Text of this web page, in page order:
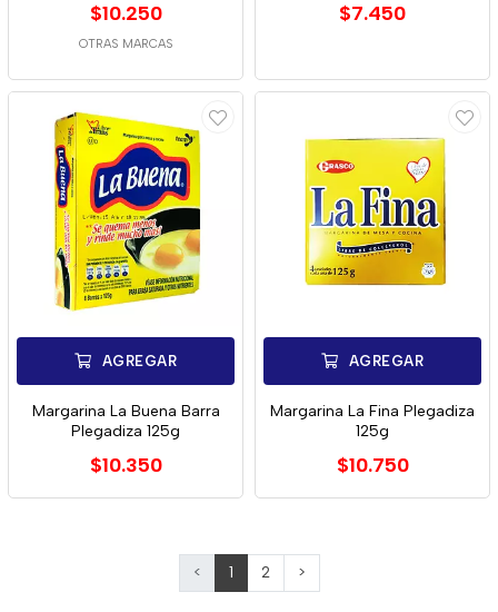
$10.250
OTRAS MARCAS
$7.450
AGREGAR
Margarina La Buena Barra
Plegadiza 125g
$10.350
AGREGAR
Margarina La Fina Plegadiza
125g
$10.750
< 1 2 >